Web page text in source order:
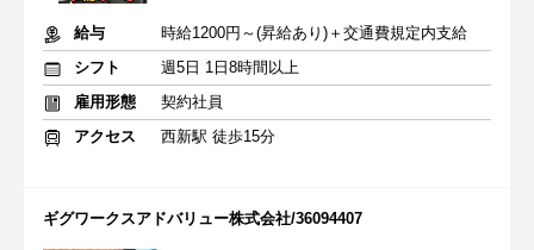
給与
時給1200円～(昇給あり)＋交通費規定内支給
シフト
週5日 1日8時間以上
雇用形態
契約社員
アクセス
西新駅 徒歩15分
ギグワークスアドバリュー株式会社/36094407